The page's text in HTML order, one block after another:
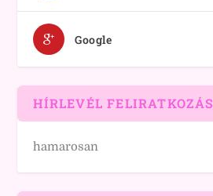
Google
HÍRLEVÉL FELIRATKOZÁS
hamarosan